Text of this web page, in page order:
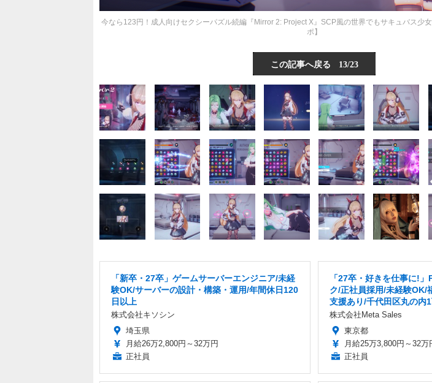
今なら123円！成人向けセクシーパズル続編『Mirror 2: Project X』SCP風の世界でもサキュバス少
ポ】
この記事へ戻る 13/23
「新卒・27卒」ゲームサーバーエンジニア/未経
験OK/サーバーの設計・構築・運用/年間休日120
日以上
株式会社キソシン
埼玉県
月給26万2,800円～32万円
正社員
「27卒・好きを仕事に!
ク/正社員採用/未経験OK/
支援あり/千代田区丸の内1
株式会社Meta Sales
東京都
月給25万3,800円～32万
正社員